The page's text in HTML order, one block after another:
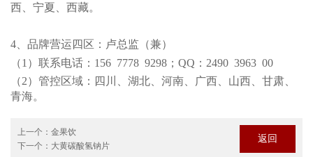
西、宁夏、西藏。
4、品牌营运四区：卢总监（兼）
（1）联系电话：156 7778 9298；QQ：2490 3963 00
（2）管控区域：四川、湖北、河南、广西、山西、甘肃、
青海。
上一个： 金果饮
下一个： 大黄碳酸氢钠片
返回